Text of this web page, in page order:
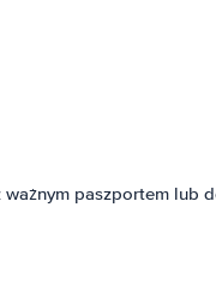
paszportem lub